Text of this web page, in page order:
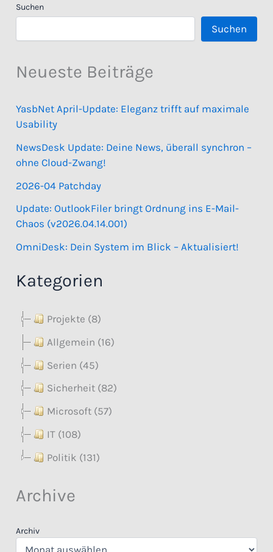
Suchen
Suchen
Neueste Beiträge
YasbNet April-Update: Eleganz trifft auf maximale
Usability
NewsDesk Update: Deine News, überall synchron –
ohne Cloud-Zwang!
2026-04 Patchday
Update: OutlookFiler bringt Ordnung ins E-Mail-
Chaos (v2026.04.14.001)
OmniDesk: Dein System im Blick – Aktualisiert!
Kategorien
Projekte (8)
Allgemein (16)
Serien (45)
Sicherheit (82)
Microsoft (57)
IT (108)
Politik (131)
Archive
Archiv